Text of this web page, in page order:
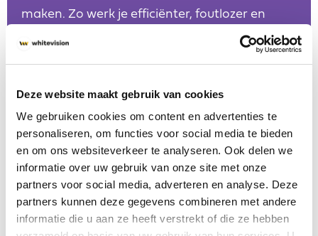
Deze website maakt gebruik van cookies
We gebruiken cookies om content en advertenties te
personaliseren, om functies voor social media te bieden
en om ons websiteverkeer te analyseren. Ook delen we
informatie over uw gebruik van onze site met onze
partners voor social media, adverteren en analyse. Deze
partners kunnen deze gegevens combineren met andere
informatie die u aan ze heeft verstrekt of die ze hebben
maken. Zo werk je efficiënter, foutlozer en
met meer inzicht.
Ontdek alles over AI
AI geeft je direct de inzichten die
je nodig hebt.
Slimmer met elke interactie
Onze AI leert continu van jouw
feedback.
Proactieve procesoptimalisatie
AI herkent & versnelt je
processen automatisch.